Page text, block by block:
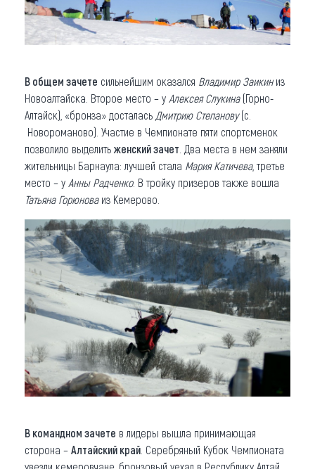
В общем зачете сильнейшим оказался Владимир Заикиниз
Новоалтайска. Второе место – у Алексея Слукина(Горно-
Алтайск), «бронза» досталась Дмитрию Степанову(с.
Новороманово). Участие в Чемпионате пяти спортсменок
позволило выделить женский зачет . Два места в нем заняли
жительницы Барнаула: лучшей стала Мария Катичева, третье
место – у Анны Радченко. В тройку призеров также вошла
Татьяна Горюноваиз Кемерово.
В командном зачете в лидеры вышла принимающая
сторона – Алтайский край . Серебряный Кубок Чемпионата